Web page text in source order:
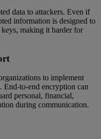
data to attackers. Even if
information is designed to
making it harder for
to implement
End-to-end encryption can
personal, financial,
during communication.